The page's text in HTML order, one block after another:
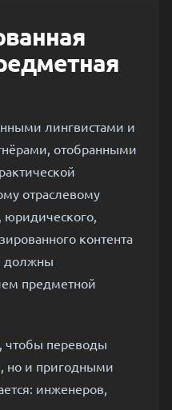
лингвистами и
отобранными
отраслевому
юридического,
контента
должны
предметной
чтобы переводы
но и пригодными
инженеров,